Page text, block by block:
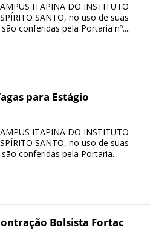
ITAPINA DO INSTITUTO
SANTO, no uso de suas
conferidas pela Portaria nº....
para Estágio
ITAPINA DO INSTITUTO
SANTO, no uso de suas
conferidas pela Portaria...
Bolsista Fortac